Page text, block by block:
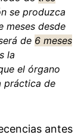
se produzca
meses desde
de 6 meses
la
el órgano
práctica de
antes